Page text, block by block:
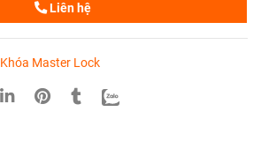
Liên hệ
Khóa Master Lock